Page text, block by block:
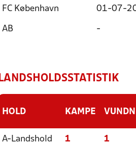
FC København 01-07-
AB -
LANDSHOLDSSTATISTIK
HOLD KAMPE
A-Landshold 1 1